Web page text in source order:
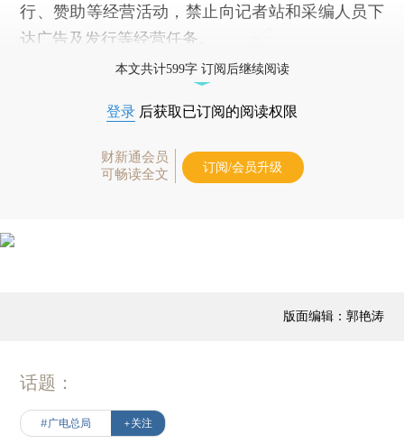
行、赞助等经营活动，禁止向记者站和采编人员下
达广告及发行等经营任务。
本文共计599字 订阅后继续阅读
登录 后获取已订阅的阅读权限
财新通会员
可畅读全文
订阅/会员升级
版面编辑：郭艳涛
话题：
#广电总局 +关注